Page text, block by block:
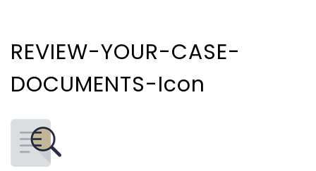
REVIEW-YOUR-CASE-
DOCUMENTS-Icon